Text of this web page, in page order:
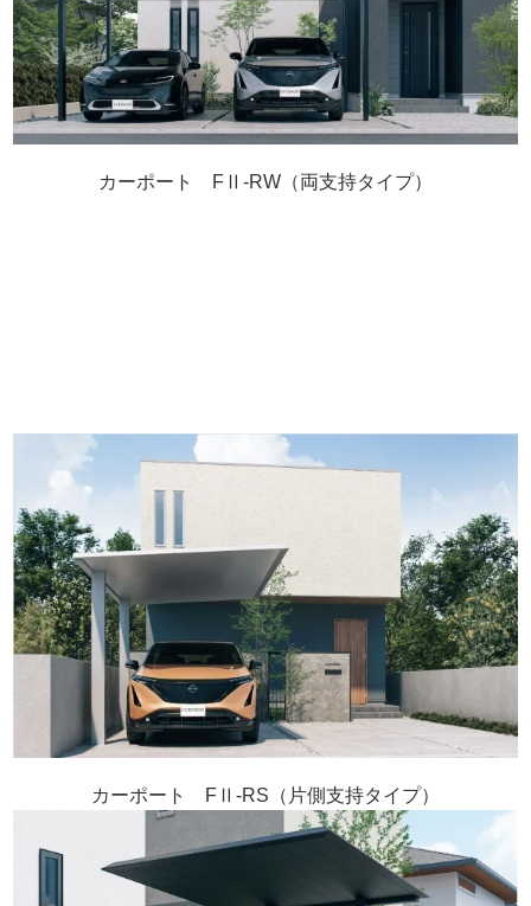
カーポート FⅡ-RW（両支持タイプ）
カーポート FⅡ-RS（片側支持タイプ）